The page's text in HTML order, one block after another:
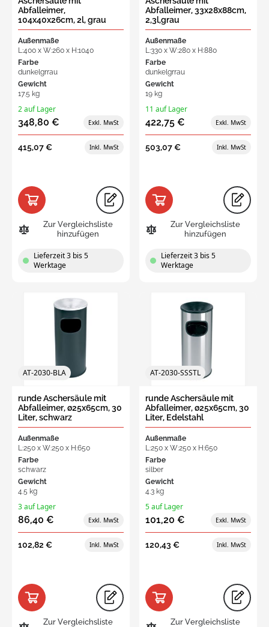
Abfalleimer,
104x40x26cm, 2l, grau
Außenmaße
L:400 x W:260 x H:1040
Farbe
dunkelgrrau
Gewicht
17.5 kg
2 auf Lager
348,80 €
415,07 €
Zur Vergleichsliste
hinzufügen
Lieferzeit 3 bis 5
Werktage
Abfalleimer, 33x28x88cm,
2,3l,grau
Außenmaße
L:330 x W:280 x H:880
Farbe
dunkelgrrau
Gewicht
19 kg
11 auf Lager
422,75 €
503,07 €
Zur Vergleichsliste
hinzufügen
Lieferzeit 3 bis 5
Werktage
AT-2030-BLA
runde Aschersäule mit
Abfalleimer, ø25x65cm, 30
Liter, schwarz
Außenmaße
L:250 x W:250 x H:650
Farbe
schwarz
Gewicht
4.5 kg
3 auf Lager
86,40 €
102,82 €
Zur Vergleichsliste
AT-2030-SSSTL
runde Aschersäule mit
Abfalleimer, ø25x65cm, 30
Liter, Edelstahl
Außenmaße
L:250 x W:250 x H:650
Farbe
silber
Gewicht
4.3 kg
5 auf Lager
101,20 €
120,43 €
Zur Vergleichsliste